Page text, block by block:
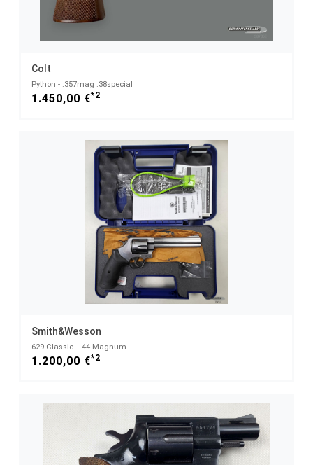
Colt
Python - .357mag .38special
1.450,00 €*2
Smith&Wesson
629 Classic - .44 Magnum
1.200,00 €*2